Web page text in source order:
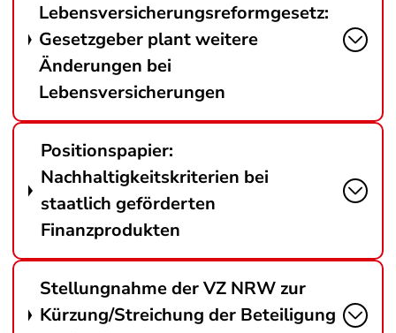
Lebensversicherungsreformgesetz:
Gesetzgeber plant weitere
Änderungen bei
Lebensversicherungen
Positionspapier:
Nachhaltigkeitskriterien bei
staatlich geförderten
Finanzprodukten
Stellungnahme der VZ NRW zur
Kürzung/Streichung der Beteiligung